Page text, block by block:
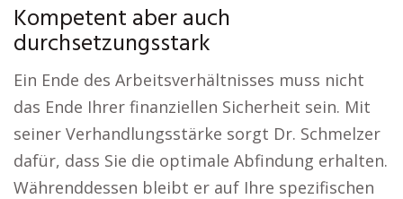
Kompetent aber auch
durchsetzungsstark
Ein Ende des Arbeitsverhältnisses muss nicht
das Ende Ihrer finanziellen Sicherheit sein. Mit
seiner Verhandlungsstärke sorgt Dr. Schmelzer
dafür, dass Sie die optimale Abfindung erhalten.
Währenddessen bleibt er auf Ihre spezifischen